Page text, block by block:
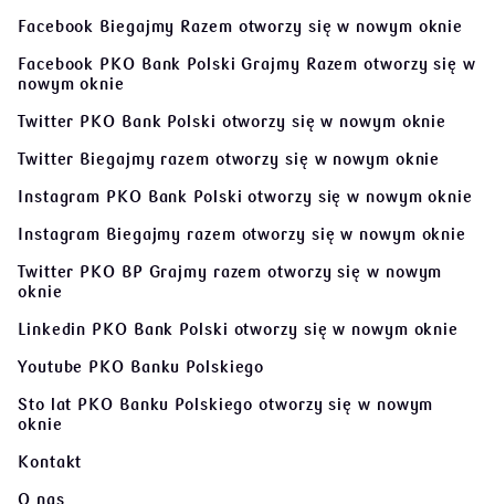
Facebook Biegajmy Razem otworzy się w nowym oknie
Facebook PKO Bank Polski Grajmy Razemotworzy się w
nowym oknie
Twitter PKO Bank Polski otworzy się w nowym oknie
Twitter Biegajmy razem otworzy się w nowym oknie
Instagram PKO Bank Polski otworzy się w nowym oknie
Instagram Biegajmy razem otworzy się w nowym oknie
Twitter PKO BP Grajmy razem otworzy się w nowym
oknie
Linkedin PKO Bank Polski otworzy się w nowym oknie
Youtube PKO Banku Polskiego
Sto lat PKO Banku Polskiego otworzy się w nowym
oknie
Kontakt
O nas